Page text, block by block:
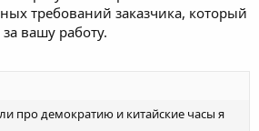
требований заказчика, который
вашу работу.
про демократию и китайские часы я